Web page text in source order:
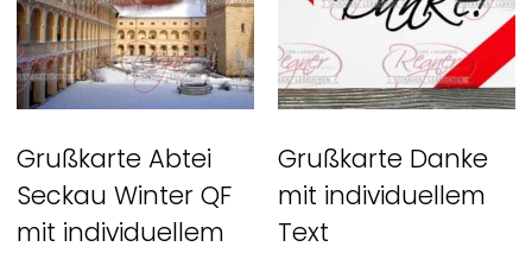
Grußkarte Abtei
Seckau Winter QF
mit individuellem
Grußkarte Danke
mit individuellem
Text